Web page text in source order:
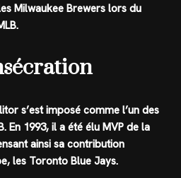
Milwaukee Brewers lors du
s’est imposé comme l’un des
En 1993, il a été élu MVP de la
ainsi sa contribution
les Toronto Blue Jays.